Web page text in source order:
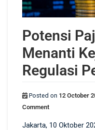
Potensi
Menanti
Regulasi
Posted on 12 October
Comment
Jakarta, 10 Oktober